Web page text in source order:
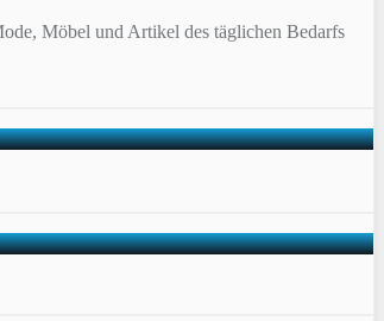
Möbel und Artikel des täglichen Bedarfs